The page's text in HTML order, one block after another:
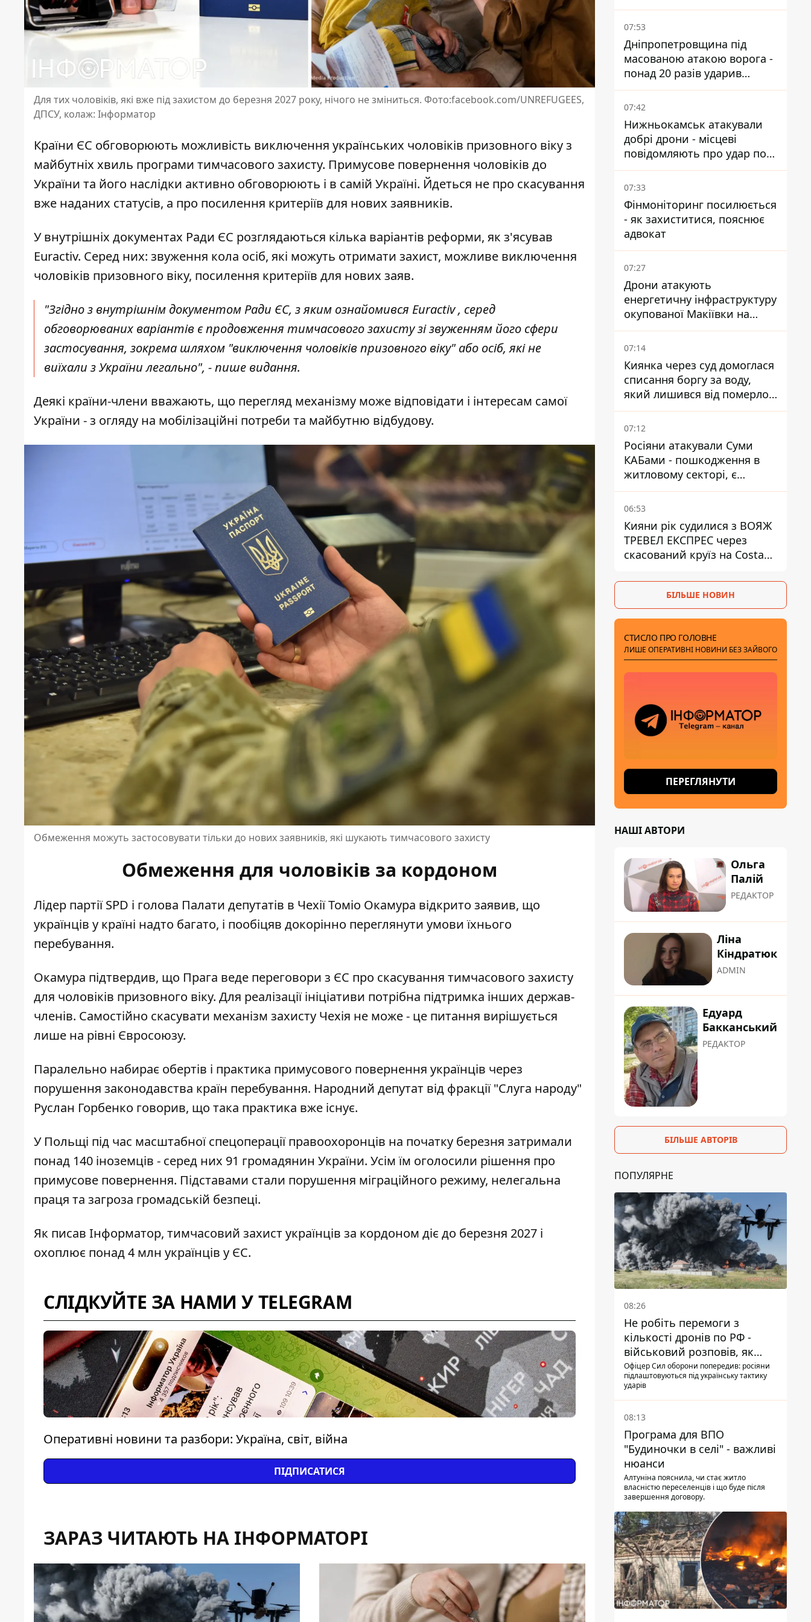
Для тих чоловіків, які вже під захистом до березня 2027 року, нічого не зміниться. Фото:facebook.com/UNREFUGEES,
ДПСУ, колаж: Інформатор
Країни ЄС обговорюють можливість виключення українських чоловіків призовного віку з
майбутніх хвиль програми тимчасового захисту. Примусове повернення чоловіків до
України та його наслідки активно обговорюють і в самій Україні. Йдеться не про скасування
вже наданих статусів, а про посилення критеріїв для нових заявників.
У внутрішніх документах Ради ЄС розглядаються кілька варіантів реформи, як з'ясував
Euractiv. Серед них: звуження кола осіб, які можуть отримати захист, можливе виключення
чоловіків призовного віку, посилення критеріїв для нових заяв.
"Згідно з внутрішнім документом Ради ЄС, з яким ознайомився Euractiv , серед
обговорюваних варіантів є продовження тимчасового захисту зі звуженням його сфери
застосування, зокрема шляхом "виключення чоловіків призовного віку" або осіб, які не
виїхали з України легально", - пише видання.
Деякі країни-члени вважають, що перегляд механізму може відповідати і інтересам самої
України - з огляду на мобілізаційні потреби та майбутню відбудову.
Обмеження можуть застосовувати тільки до нових заявників, які шукають тимчасового захисту
Обмеження для чоловіків за кордоном
Лідер партії SPD і голова Палати депутатів в Чехії Томіо Окамура відкрито заявив, що
українців у країні надто багато, і пообіцяв докорінно переглянути умови їхнього
перебування.
Окамура підтвердив, що Прага веде переговори з ЄС про скасування тимчасового захисту
для чоловіків призовного віку. Для реалізації ініціативи потрібна підтримка інших держав-
членів. Самостійно скасувати механізм захисту Чехія не може - це питання вирішується
лише на рівні Євросоюзу.
Паралельно набирає обертів і практика примусового повернення українців через
порушення законодавства країн перебування. Народний депутат від фракції "Слуга народу"
Руслан Горбенко говорив, що така практика вже існує.
У Польщі під час масштабної спецоперації правоохоронців на початку березня затримали
понад 140 іноземців - серед них 91 громадянин України. Усім їм оголосили рішення про
примусове повернення. Підставами стали порушення міграційного режиму, нелегальна
праця та загроза громадській безпеці.
Як писав Інформатор, тимчасовий захист українців за кордоном діє до березня 2027 і
охоплює понад 4 млн українців у ЄС.
СЛІДКУЙТЕ ЗА НАМИ У TELEGRAM
Оперативні новини та разбори: Україна, світ, війна
ПІДПИСАТИСЯ
ЗАРАЗ ЧИТАЮТЬ НА ІНФОРМАТОРІ
07:53
Дніпропетровщина під
масованою атакою ворога -
понад 20 разів ударив
дронами й артилерією
07:42
Нижньокамськ атакували
добрі дрони - місцеві
повідомляють про удар по
НПЗ
07:33
Фінмоніторинг посилюється
- як захиститися, пояснює
адвокат
07:27
Дрони атакують
енергетичну інфраструктуру
окупованої Макіївки на
Донеччині
07:14
Киянка через суд домоглася
списання боргу за воду,
який лишився від померлої
матері
07:12
Росіяни атакували Суми
КАБами - пошкодження в
житловому секторі, є
постраждалі
06:53
Кияни рік судилися з ВОЯЖ
ТРЕВЕЛ ЕКСПРЕС через
скасований круїз на Costa
БІЛЬШЕ НОВИН
СТИСЛО ПРО ГОЛОВНЕ
ЛИШЕ ОПЕРАТИВНІ НОВИНИ БЕЗ ЗАЙВОГО
ПЕРЕГЛЯНУТИ
НАШІ АВТОРИ
Ольга
Палій
РЕДАКТОР
Ліна
Кіндратюк
ADMIN
Едуард
Бакканський
РЕДАКТОР
БІЛЬШЕ АВТОРІВ
ПОПУЛЯРНЕ
08:26
Не робіть перемоги з
кількості дронів по РФ -
військовий розповів, як
ворог адаптується до ударів
Офіцер Сил оборони попередив: росіяни
підлаштовуються під українську тактику
ударів
08:13
Програма для ВПО
"Будиночки в селі" - важливі
нюанси
Алтуніна пояснила, чи стає житло
власністю переселенців і що буде після
завершення договору.